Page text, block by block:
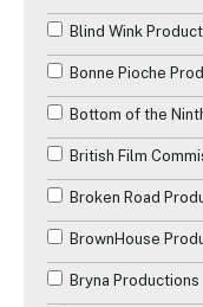
Blind Wink
Bonne Pioche
Bottom of the Ninth
British Film
Broken Road
BrownHouse
Bryna Productions